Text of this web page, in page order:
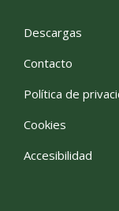
Descargas
Contacto
Política de
Cookies
Accesibilidad